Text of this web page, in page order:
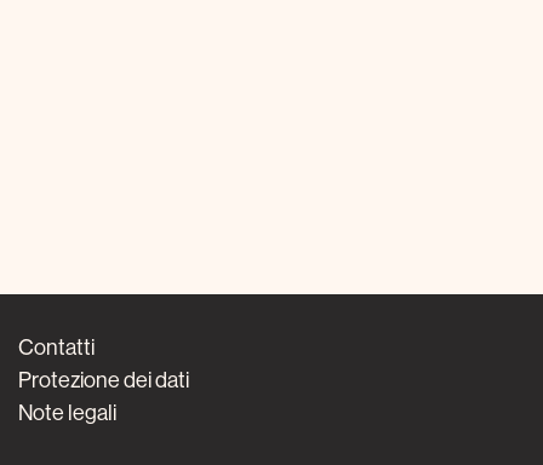
Contatti
Protezione dei dati
Note legali